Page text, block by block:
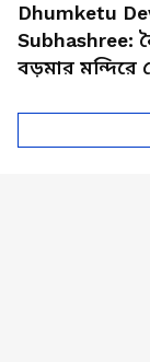
Dhumketu
Subhashree:
বড়মার মন্দিরে